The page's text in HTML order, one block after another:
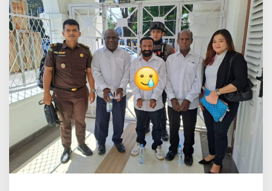
L
,
S
t
a
f
K
h
u
s
u
s
P
r
e
s